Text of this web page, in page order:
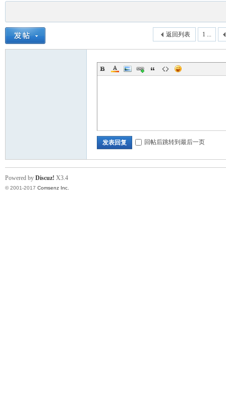
1 ...
返回列表
发表回复 回帖后跳转到最后一页
Powered by Discuz! X3.4
© 2001-2017 Comsenz Inc.